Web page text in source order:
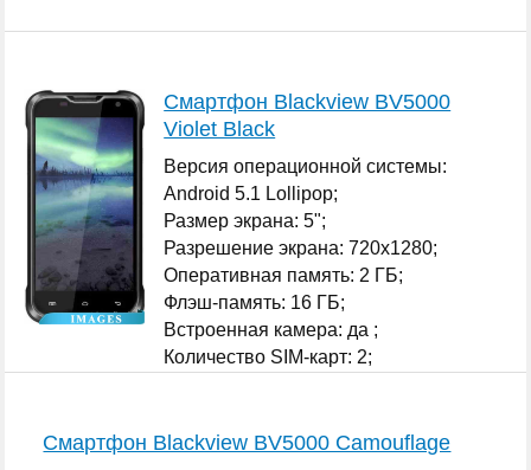
Смартфон Blackview BV5000
Violet Black
Версия операционной системы:
Android 5.1 Lollipop;
Размер экрана: 5";
Разрешение экрана: 720x1280;
Оперативная память: 2 ГБ;
Флэш-память: 16 ГБ;
Встроенная камера: да ;
Количество SIM-карт: 2;
Смартфон Blackview BV5000 Camouflage